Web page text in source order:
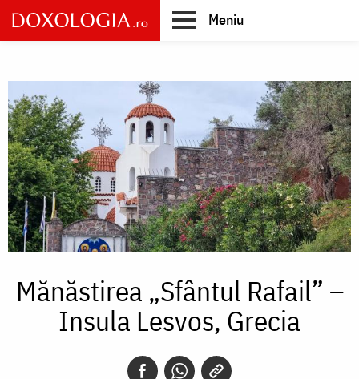
Skip
to
main
Meniu
Mănăstirea „Sfântul Rafail” –
Insula Lesvos, Grecia